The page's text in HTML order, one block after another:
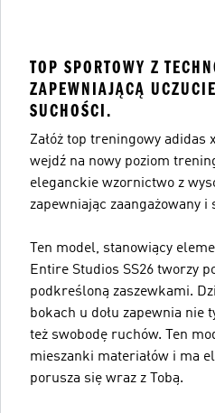
TOP SPORTOWY Z
ZAPEWNIAJĄCĄ
SUCHOŚCI.
Załóż top treningowy adidas
wejdź na nowy poziom
eleganckie wzornictwo z
zapewniając zaangażowany i
Ten model, stanowiący
Entire Studios SS26 tworzy
podkreśloną zaszewkami.
bokach u dołu zapewnia nie
też swobodę ruchów. Ten
mieszanki materiałów i ma
porusza się wraz z Tobą.